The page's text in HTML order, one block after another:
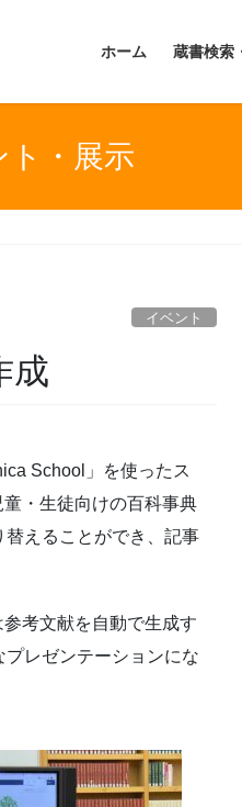
ホーム 蔵書検索
ト・展示
イベント
成
School」を使ったス
・生徒向けの百科事典
えることができ、記事
考文献を自動で生成す
レゼンテーションにな